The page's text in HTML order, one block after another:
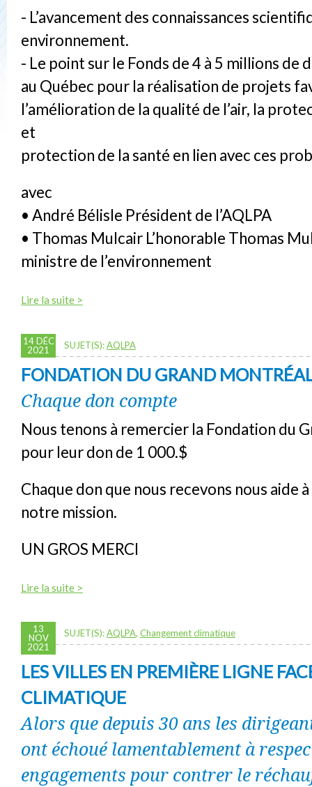
- L’avancement des connaissances
environnement.
- Le point sur le Fonds de 4 à 5 millions de
au Québec pour la réalisation de projets
l’amélioration de la qualité de l’air, la
et
protection de la santé en lien avec ces
avec
• André Bélisle Président de l’AQLPA
• Thomas Mulcair L’honorable Thomas
ministre de l’environnement
Lire la suite >
14 DÉC
2021
SUJET(S):AQLPA
FONDATION DU GRAND
Chaque don compte
Nous tenons à remercier la Fondation du
pour leur don de 1 000.$
Chaque don que nous recevons nous aide
notre mission.
UN GROS MERCI
Lire la suite >
13
NOV
2021
SUJET(S):AQLPA, Changement climatique
LES VILLES EN PREMIÈRE LIGNE
CLIMATIQUE
Alors que depuis 30 ans les
ont échoué lamentablement à
engagements pour contrer le